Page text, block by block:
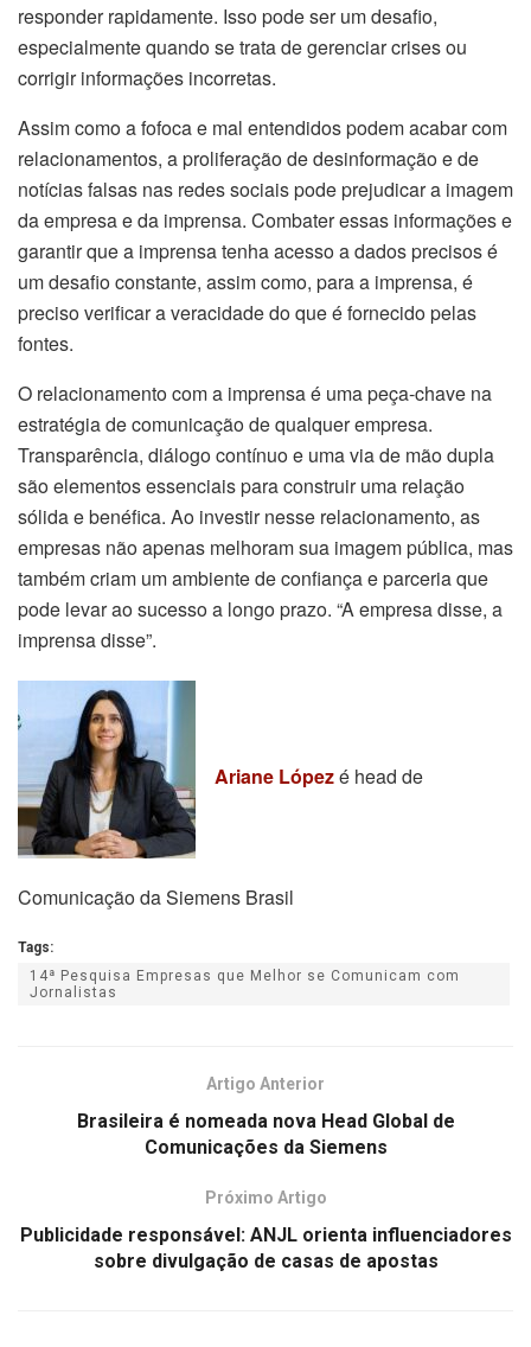
responder rapidamente. Isso pode ser um desafio,
especialmente quando se trata de gerenciar crises ou
corrigir informações incorretas.
Assim como a fofoca e mal entendidos podem acabar com
relacionamentos, a proliferação de desinformação e de
notícias falsas nas redes sociais pode prejudicar a imagem
da empresa e da imprensa. Combater essas informações e
garantir que a imprensa tenha acesso a dados precisos é
um desafio constante, assim como, para a imprensa, é
preciso verificar a veracidade do que é fornecido pelas
fontes.
O relacionamento com a imprensa é uma peça-chave na
estratégia de comunicação de qualquer empresa.
Transparência, diálogo contínuo e uma via de mão dupla
são elementos essenciais para construir uma relação
sólida e benéfica. Ao investir nesse relacionamento, as
empresas não apenas melhoram sua imagem pública, mas
também criam um ambiente de confiança e parceria que
pode levar ao sucesso a longo prazo. “A empresa disse, a
imprensa disse”.
Ariane Lópezé head de
Comunicação da Siemens Brasil
Tags:
14ª Pesquisa Empresas que Melhor se Comunicam com
Jornalistas
Artigo Anterior
Brasileira é nomeada nova Head Global de
Comunicações da Siemens
Próximo Artigo
Publicidade responsável: ANJL orienta influenciadores
sobre divulgação de casas de apostas